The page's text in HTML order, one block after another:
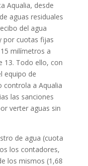
Aqualia, desde
aguas residuales
del agua
por cuotas fijas
milímetros a
13. Todo ello, con
equipo de
controla a Aqualia
las sanciones
verter aguas sin
de agua (cuota
los contadores,
los mismos (1,68